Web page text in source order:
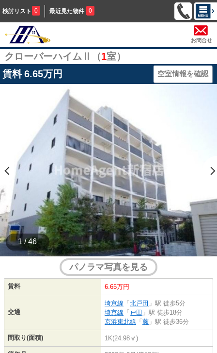
検討リスト 0 最近見た物件 0
お問合せ
クローバーハイムⅡ（1室）
賃料 6.65万円 空室情報を確認
1 / 46
パノラマ写真を見る
賃料 6.65万円
交通
埼京線 「 北戸田 」駅 徒歩5分
埼京線 「 戸田 」駅 徒歩18分
京浜東北線 「 蕨 」駅 徒歩36分
間取り(面積) 1K(24.98㎡)